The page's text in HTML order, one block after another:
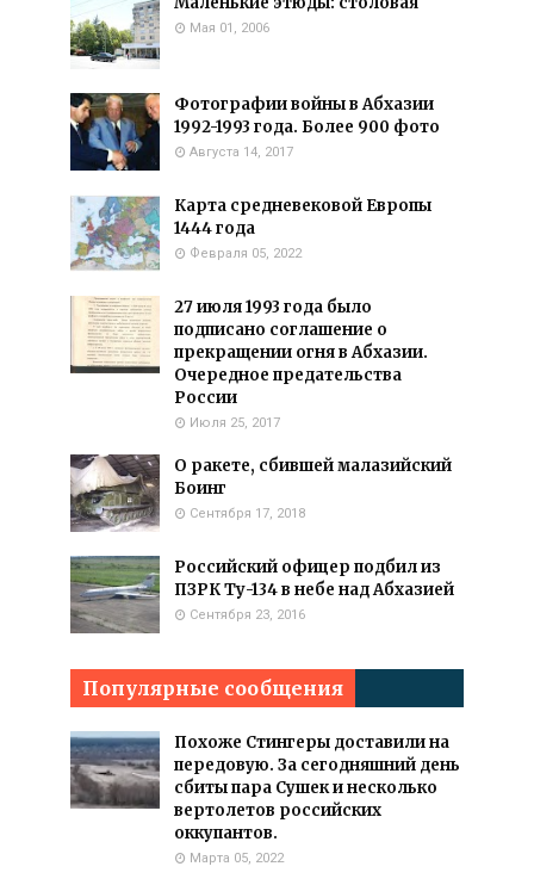
Мая 01, 2006
Фотографии войны в Абхазии
1992-1993 года. Более 900 фото
Августа 14, 2017
Карта средневековой Европы
1444 года
Февраля 05, 2022
27 июля 1993 года было
подписано соглашение о
прекращении огня в Абхазии.
Очередное предательства
России
Июля 25, 2017
О ракете, сбившей малазийский
Боинг
Сентября 17, 2018
Российский офицер подбил из
ПЗРК Ту-134 в небе над Абхазией
Сентября 23, 2016
Популярные сообщения
Похоже Стингеры доставили на
передовую. За сегодняшний день
сбиты пара Сушек и несколько
вертолетов российских
оккупантов.
Марта 05, 2022